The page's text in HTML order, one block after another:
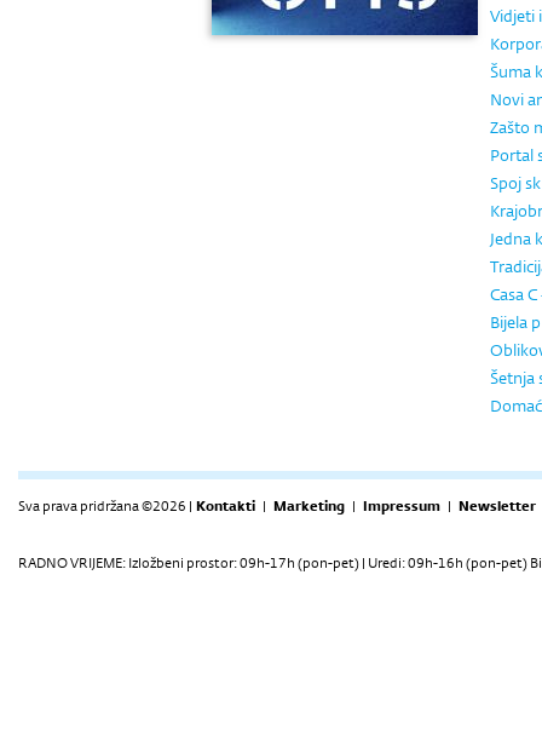
Vidjeti
Šuma
Novi
Zašto
Portal
Spoj
Jedna
Casa
Bijela
Šetnja
Sva prava pridržana ©2026 | Kontakti | Marketing | Impressum | Newsletter
RADNO VRIJEME: Izložbeni prostor: 09h-17h (pon-pet) | Uredi: 09h-16h (pon-pet)